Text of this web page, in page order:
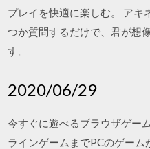
プレイを快適に楽しむ。 アキ
つか質問するだけで、君が想
す。
2020/06/29
今すぐに遊べるブラウザゲー
ラインゲームまでPCのゲー